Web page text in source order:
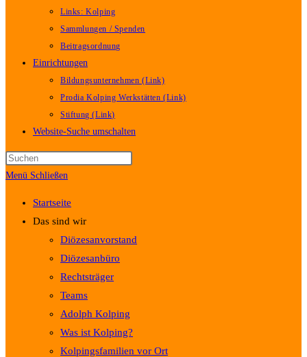
Links: Kolping
Sammlungen / Spenden
Beitragsordnung
Einrichtungen
Bildungsunternehmen (Link)
Prodia Kolping Werkstätten (Link)
Stiftung (Link)
Website-Suche umschalten
Menü Schließen
Startseite
Das sind wir
Diözesanvorstand
Diözesanbüro
Rechtsträger
Teams
Adolph Kolping
Was ist Kolping?
Kolpingsfamilien vor Ort